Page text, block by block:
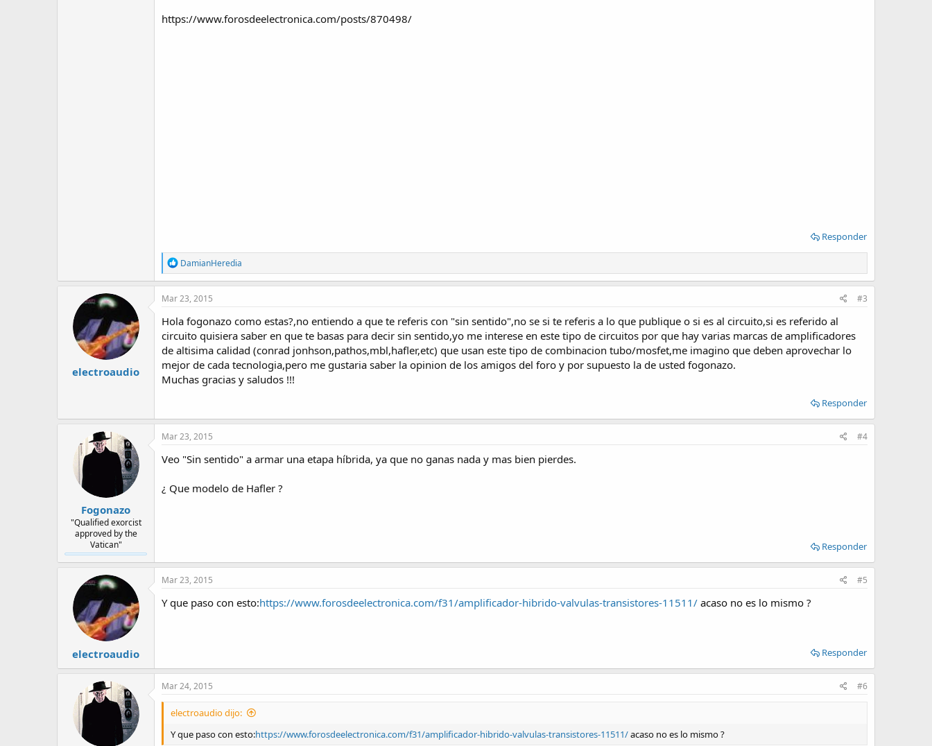
https://www.forosdeelectronica.com/posts/870498/
Responder
R
e
a
c
i
o
n
s
:
DamianHeredia
electroaudio
Mar 23, 2015 #3
Hola fogonazo como estas?,no entiendo a que te referis con "sin sentido",no se si te referis a lo que publique o si es al circuito,si es referido al
circuito quisiera saber en que te basas para decir sin sentido,yo me interese en este tipo de circuitos por que hay varias marcas de amplificadores
de altisima calidad (conrad jonhson,pathos,mbl,hafler,etc) que usan este tipo de combinacion tubo/mosfet,me imagino que deben aprovechar lo
mejor de cada tecnologia,pero me gustaria saber la opinion de los amigos del foro y por supuesto la de usted fogonazo.
Muchas gracias y saludos !!!
Responder
Fogonazo
"Qualified exorcist
approved by the
Vatican"
Mar 23, 2015 #4
Veo "Sin sentido" a armar una etapa híbrida, ya que no ganas nada y mas bien pierdes.
¿ Que modelo de Hafler ?
Responder
electroaudio
Mar 23, 2015 #5
Y que paso con esto:https://www.forosdeelectronica.com/f31/amplificador-hibrido-valvulas-transistores-11511/ acaso no es lo mismo ?
Responder
Mar 24, 2015 #6
electroaudio dijo:
Y que paso con esto:https://www.forosdeelectronica.com/f31/amplificador-hibrido-valvulas-transistores-11511/acaso no es lo mismo ?